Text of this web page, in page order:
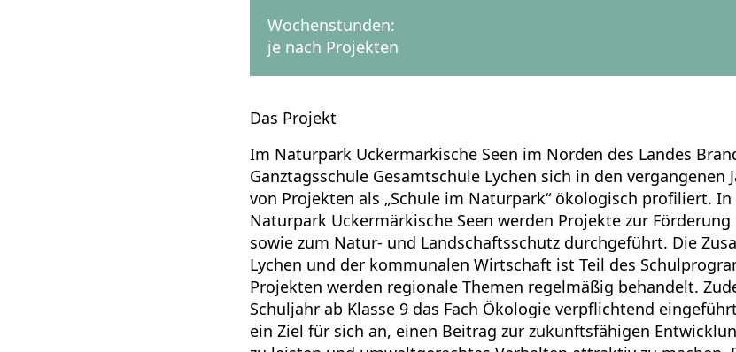
Wochenstunden:
je nach Projekten
Das Projekt
Im Naturpark Uckermärkische Seen im Norden des Landes
Ganztagsschule Gesamtschule Lychen sich in den vergangenen
von Projekten als „Schule im Naturpark“ ökologisch profiliert.
Naturpark Uckermärkische Seen werden Projekte zur
sowie zum Natur- und Landschaftsschutz durchgeführt. Die
Lychen und der kommunalen Wirtschaft ist Teil des
Projekten werden regionale Themen regelmäßig behandelt.
Schuljahr ab Klasse 9 das Fach Ökologie verpflichtend
ein Ziel für sich an, einen Beitrag zur zukunftsfähigen